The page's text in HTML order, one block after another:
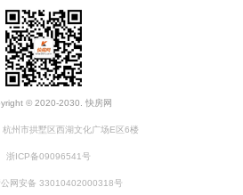
© 2020-2030. 快房网
杭州市拱墅区西湖文化广场E区6楼
浙ICP备09096541号
网安备 33010402000318号